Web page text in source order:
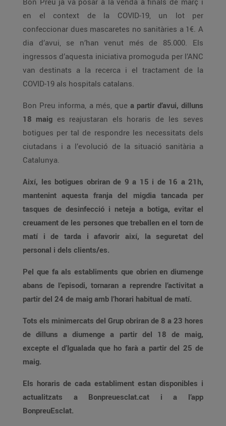
en el context de la COVID-19, un lot per
confeccionar dues mascaretes no sanitàries a 1€. A
dia d’avui, se n’han venut més de 85.000. Els
ingressos d’aquesta iniciativa promoguda per l’ANC
van destinats a la recerca i el tractament de la
COVID-19 als hospitals catalans.
Bon Preu informa, a més, que a partir d’avui, dilluns
18 maig es reajustaran els horaris de les seves
botigues per tal de respondre les necessitats dels
ciutadans i a l’evolució de la situació sanitària a
Catalunya.
Així, les botigues obriran de 9 a 15 i de 16 a 21h,
mantenint aquesta franja del migdia tancada per
tasques de desinfecció i neteja a botiga, evitar el
creuament de les persones que treballen en el torn de
matí i de tarda i afavorir així, la seguretat del
personal i dels clients/es.
Pel que fa als establiments que obrien en diumenge
abans de l’episodi, tornaran a reprendre l’activitat a
partir del 24 de maig amb l’horari habitual de matí.
Tots els minimercats del Grup obriran de 8 a 23 hores
de dilluns a diumenge a partir del 18 de maig,
excepte el d’Igualada que ho farà a partir del 25 de
maig.
Els horaris de cada establiment estan disponibles i
actualitzats a Bonpreuesclat.cat i a l’app
BonpreuEsclat.